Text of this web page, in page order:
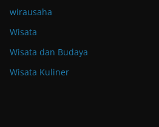
wirausaha
Wisata
Wisata dan Budaya
Wisata Kuliner